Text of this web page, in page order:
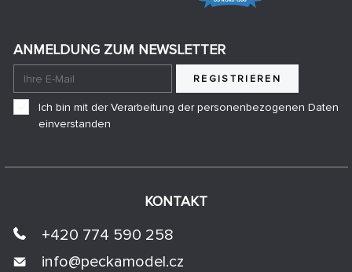
KONTAKT
+420 774 590 258
info@peckamodel.cz
ANMELDUNG ZUM NEWSLETTER
REGISTRIEREN
Ich bin mit der Verarbeitung der personenbezogenen Daten
einverstanden